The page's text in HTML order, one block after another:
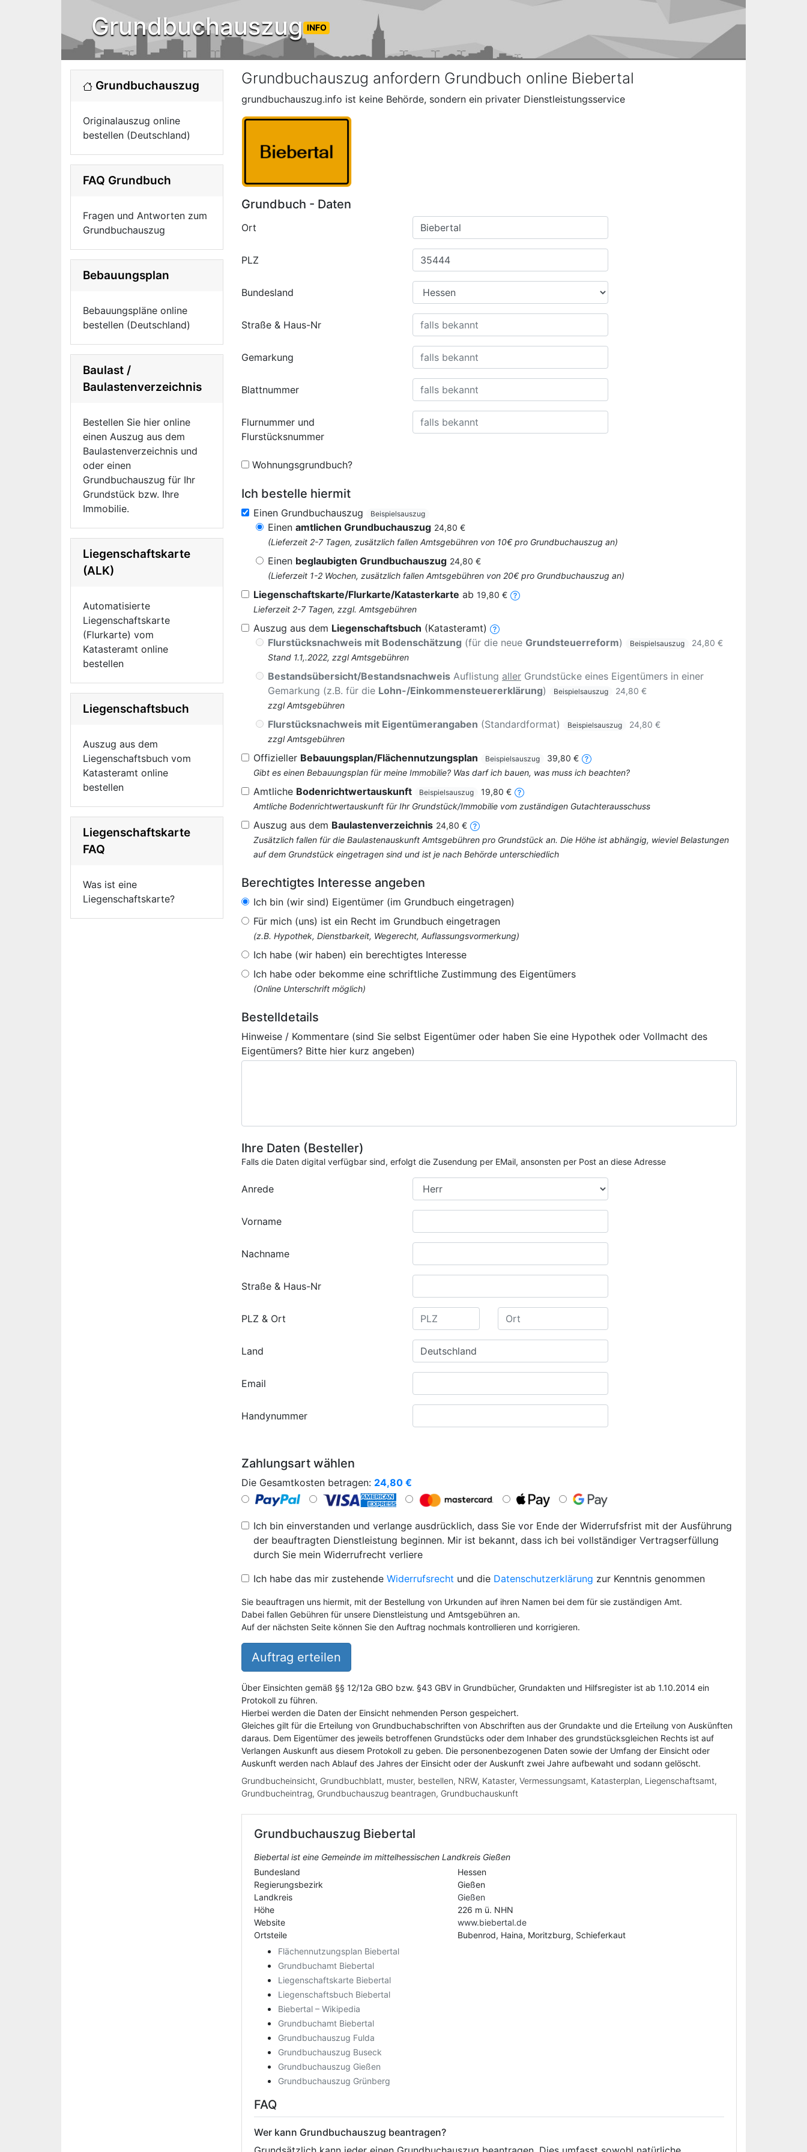
Grundbuchauszug INFO
Grundbuchauszug
Originalauszug online
bestellen (Deutschland)
FAQ Grundbuch
Fragen und Antworten zum
Grundbuchauszug
Bebauungsplan
Bebauungspläne online
bestellen (Deutschland)
Baulast /
Baulastenverzeichnis
Bestellen Sie hier online
einen Auszug aus dem
Baulastenverzeichnis und
oder einen
Grundbuchauszug für Ihr
Grundstück bzw. Ihre
Immobilie.
Liegenschaftskarte
(ALK)
Automatisierte
Liegenschaftskarte
(Flurkarte) vom
Katasteramt online
bestellen
Liegenschaftsbuch
Auszug aus dem
Liegenschaftsbuch vom
Katasteramt online
bestellen
Liegenschaftskarte
FAQ
Was ist eine
Liegenschaftskarte?
Grundbuchauszug anfordern Grundbuch online Biebertal
grundbuchauszug.info ist keine Behörde, sondern ein privater Dienstleistungsservice
Grundbuch - Daten
Ort
PLZ
Bundesland
Straße & Haus-Nr
Gemarkung
Blattnummer
Flurnummer und
Flurstücksnummer
Wohnungsgrundbuch?
Ich bestelle hiermit
Einen Grundbuchauszug Beispielsauszug
Einen amtlichen Grundbuchauszug 24,80 €
(Lieferzeit 2-7 Tagen, zusätzlich fallen Amtsgebühren von 10€ pro Grundbuchauszug an)
Einen beglaubigten Grundbuchauszug 24,80 €
(Lieferzeit 1-2 Wochen, zusätzlich fallen Amtsgebühren von 20€ pro Grundbuchauszug an)
Liegenschaftskarte/Flurkarte/Katasterkarte ab 19,80 €
Lieferzeit 2-7 Tagen, zzgl. Amtsgebühren
Auszug aus dem Liegenschaftsbuch (Katasteramt)
Flurstücksnachweis mit Bodenschätzung (für die neue Grundsteuerreform) Beispielsauszug
24,80 €
Stand 1.1,.2022, zzgl Amtsgebühren
Bestandsübersicht/Bestandsnachweis Auflistung aller Grundstücke eines Eigentümers in einer
Gemarkung (z.B. für die Lohn-/Einkommensteuererklärung) Beispielsauszug
24,80 €
zzgl Amtsgebühren
Flurstücksnachweis mit Eigentümerangaben (Standardformat) Beispielsauszug
24,80 €
zzgl Amtsgebühren
Offizieller Bebauungsplan/Flächennutzungsplan Beispielsauszug
39,80 €
Gibt es einen Bebauungsplan für meine Immobilie? Was darf ich bauen, was muss ich beachten?
Amtliche Bodenrichtwertauskunft Beispielsauszug
19,80 €
Amtliche Bodenrichtwertauskunft für Ihr Grundstück/Immobilie vom zuständigen Gutachterausschuss
Auszug aus dem Baulastenverzeichnis 24,80 €
Zusätzlich fallen für die Baulastenauskunft Amtsgebühren pro Grundstück an. Die Höhe ist abhängig, wieviel Belastungen
auf dem Grundstück eingetragen sind und ist je nach Behörde unterschiedlich
Berechtigtes Interesse angeben
Ich bin (wir sind) Eigentümer (im Grundbuch eingetragen)
Für mich (uns) ist ein Recht im Grundbuch eingetragen
(z.B. Hypothek, Dienstbarkeit, Wegerecht, Auflassungsvormerkung)
Ich habe (wir haben) ein berechtigtes Interesse
Ich habe oder bekomme eine schriftliche Zustimmung des Eigentümers
(Online Unterschrift möglich)
Bestelldetails
Hinweise / Kommentare (sind Sie selbst Eigentümer oder haben Sie eine Hypothek oder Vollmacht des
Eigentümers? Bitte hier kurz angeben)
Ihre Daten (Besteller)
Falls die Daten digital verfügbar sind, erfolgt die Zusendung per EMail, ansonsten per Post an diese Adresse
Anrede
Vorname
Nachname
Straße & Haus-Nr
PLZ & Ort
Land
Email
Handynummer
Zahlungsart wählen
Die Gesamtkosten betragen: 24,80 €
Ich bin einverstanden und verlange ausdrücklich, dass Sie vor Ende der Widerrufsfrist mit der Ausführung
der beauftragten Dienstleistung beginnen. Mir ist bekannt, dass ich bei vollständiger Vertragserfüllung
durch Sie mein Widerrufrecht verliere
Ich habe das mir zustehende Widerrufsrecht und die Datenschutzerklärung zur Kenntnis genommen
Sie beauftragen uns hiermit, mit der Bestellung von Urkunden auf ihren Namen bei dem für sie zuständigen Amt.
Dabei fallen Gebühren für unsere Dienstleistung und Amtsgebühren an.
Auf der nächsten Seite können Sie den Auftrag nochmals kontrollieren und korrigieren.
Auftrag erteilen
Über Einsichten gemäß §§ 12/12a GBO bzw. §43 GBV in Grundbücher, Grundakten und Hilfsregister ist ab 1.10.2014 ein
Protokoll zu führen.
Hierbei werden die Daten der Einsicht nehmenden Person gespeichert.
Gleiches gilt für die Erteilung von Grundbuchabschriften von Abschriften aus der Grundakte und die Erteilung von Auskünften
daraus. Dem Eigentümer des jeweils betroffenen Grundstücks oder dem Inhaber des grundstücksgleichen Rechts ist auf
Verlangen Auskunft aus diesem Protokoll zu geben. Die personenbezogenen Daten sowie der Umfang der Einsicht oder
Auskunft werden nach Ablauf des Jahres der Einsicht oder der Auskunft zwei Jahre aufbewaht und sodann gelöscht.
Grundbucheinsicht, Grundbuchblatt, muster, bestellen, NRW, Kataster, Vermessungsamt, Katasterplan, Liegenschaftsamt,
Grundbucheintrag, Grundbuchauszug beantragen, Grundbuchauskunft
Grundbuchauszug Biebertal
Biebertal ist eine Gemeinde im mittelhessischen Landkreis Gießen
Bundesland
Hessen
Regierungsbezirk
Gießen
Landkreis
Gießen
Höhe
226 m ü. NHN
Website
www.biebertal.de
Ortsteile
Bubenrod, Haina, Moritzburg, Schieferkaut
Flächennutzungsplan Biebertal
Grundbuchamt Biebertal
Liegenschaftskarte Biebertal
Liegenschaftsbuch Biebertal
Biebertal – Wikipedia
Grundbuchamt Biebertal
Grundbuchauszug Fulda
Grundbuchauszug Buseck
Grundbuchauszug Gießen
Grundbuchauszug Grünberg
FAQ
Wer kann Grundbuchauszug beantragen?